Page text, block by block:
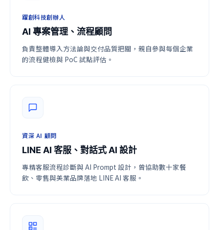
躍創科技創辦人
AI 專案管理、流程顧問
負責整體導入方法論與交付品質把關，親自參與每個企業
的流程健檢與 PoC 試點評估。
資深 AI 顧問
LINE AI 客服、對話式 AI 設計
專精客服流程診斷與 AI Prompt 設計，曾協助數十家餐
飲、零售與美業品牌落地 LINE AI 客服。